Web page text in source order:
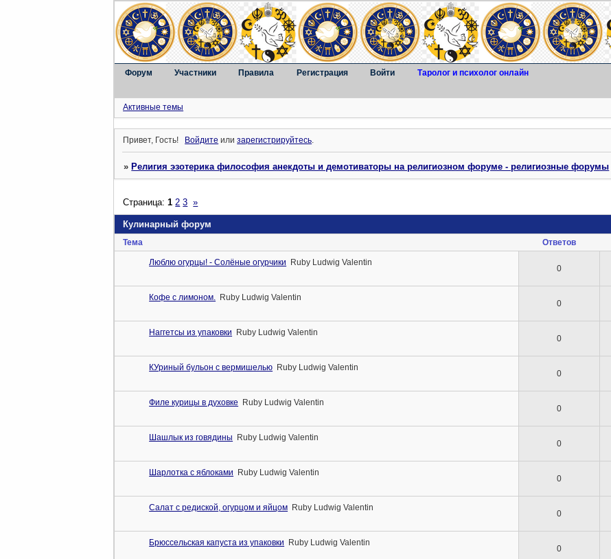
Форум Участники Правила Регистрация Войти Таролог и психолог онлайн
Активные темы
Привет, Гость! Войдите илизарегистрируйтесь.
»Религия эзотерика философия анекдоты и демотиваторы на религиозном форуме - религиозные форумы
Кулинарный форум
Страница:1 2 3 »
Тема Ответов
Люблю огурцы! - Солёные огурчики Ruby Ludwig Valentin
0
Кофе с лимоном. Ruby Ludwig Valentin
0
Наггетсы из упаковки Ruby Ludwig Valentin
0
КУриный бульон с вермишелью Ruby Ludwig Valentin
0
Филе курицы в духовке Ruby Ludwig Valentin
0
Шашлык из говядины Ruby Ludwig Valentin
0
Шарлотка с яблоками Ruby Ludwig Valentin
0
Салат с редиской, огурцом и яйцом Ruby Ludwig Valentin
0
Брюссельская капуста из упаковки Ruby Ludwig Valentin
0